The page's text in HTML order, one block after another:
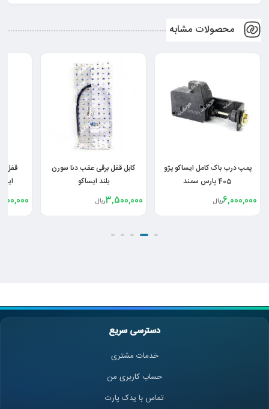
محصولات مشابه
کابل قفل برقی عقب دنا سورن
بلند ایساکو
3,500,000ریال
قفل مکانیکی درب جلو چپ
ایساکو پژو 206 207 رانا
20,600,000ریال
قفل
ایساکو
دسترسی سریع
خدمات مشتری
حساب کاربری من
تماس با یدک پارت